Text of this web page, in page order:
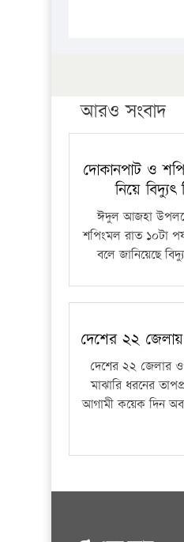
আরও সংবাদ
দোকানপাট ও
নিয়ে
ঈদুল আজহা
শপিংমল রাত ১০টা
বলে জানিয়েছে
দেশের ২২
দেশের ২২ জেলার
মাঝারি ধরনের
আগামী কয়েক দিন